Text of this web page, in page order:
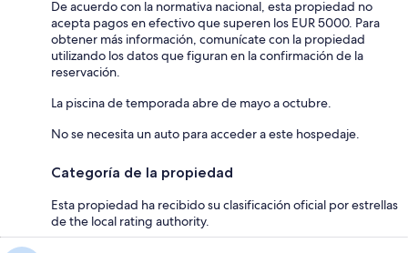
De acuerdo con la normativa nacional, esta propiedad no
acepta pagos en efectivo que superen los EUR 5000. Para
obtener más información, comunícate con la propiedad
utilizando los datos que figuran en la confirmación de la
reservación.
La piscina de temporada abre de mayo a octubre.
No se necesita un auto para acceder a este hospedaje.
Categoría de la propiedad
Esta propiedad ha recibido su clasificación oficial por estrellas
de the local rating authority.